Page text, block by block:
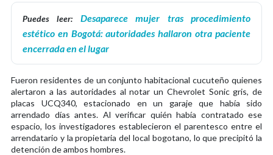
Puedes leer: Desaparece mujer tras procedimiento
estético en Bogotá: autoridades hallaron otra paciente
encerrada en el lugar
Fueron residentes de un conjunto habitacional cucuteño quienes
alertaron a las autoridades al notar un Chevrolet Sonic gris, de
placas UCQ340, estacionado en un garaje que había sido
arrendado días antes. Al verificar quién había contratado ese
espacio, los investigadores establecieron el parentesco entre el
arrendatario y la propietaria del local bogotano, lo que precipitó la
detención de ambos hombres.